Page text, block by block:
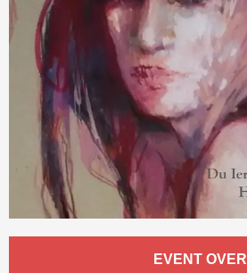
Öffnungszeiten & Kontaktdaten
EVENT OVER